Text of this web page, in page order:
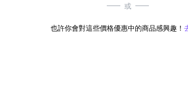
或
也許你會對這些價格優惠中的商品感興趣！